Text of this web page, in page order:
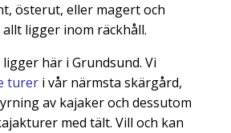
österut, eller magert och
ligger inom räckhåll.
här i Grundsund. Vi
turer i vår närmsta skärgård,
av kajaker och dessutom
med tält. Vill och kan